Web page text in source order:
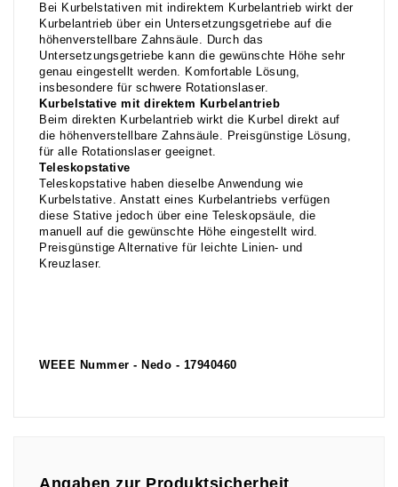
Bei Kurbelstativen mit indirektem Kurbelantrieb wirkt der
Kurbelantrieb über ein Untersetzungsgetriebe auf die
höhenverstellbare Zahnsäule. Durch das
Untersetzungsgetriebe kann die gewünschte Höhe sehr
genau eingestellt werden. Komfortable Lösung,
insbesondere für schwere Rotationslaser.
Kurbelstative mit direktem Kurbelantrieb
Beim direkten Kurbelantrieb wirkt die Kurbel direkt auf
die höhenverstellbare Zahnsäule. Preisgünstige Lösung,
für alle Rotationslaser geeignet.
Teleskopstative
Teleskopstative haben dieselbe Anwendung wie
Kurbelstative. Anstatt eines Kurbelantriebs verfügen
diese Stative jedoch über eine Teleskopsäule, die
manuell auf die gewünschte Höhe eingestellt wird.
Preisgünstige Alternative für leichte Linien- und
Kreuzlaser.
WEEE Nummer - Nedo - 17940460
Angaben zur Produktsicherheit